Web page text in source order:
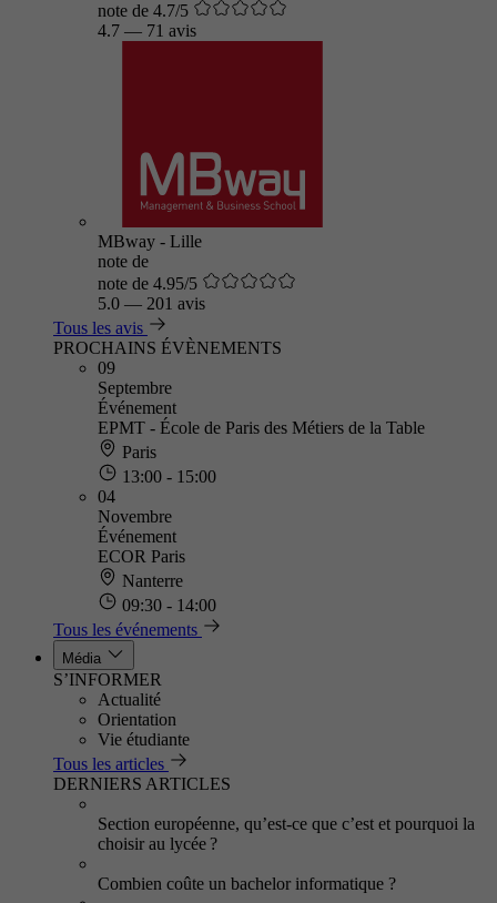
note de 4.7/5
4.7 — 71 avis
MBway - Lille
note de
note de 4.95/5
5.0 — 201 avis
Tous les avis
PROCHAINS ÉVÈNEMENTS
09
Septembre
Événement
EPMT - École de Paris des Métiers de la Table
Paris
13:00 - 15:00
04
Novembre
Événement
ECOR Paris
Nanterre
09:30 - 14:00
Tous les événements
Média
S’INFORMER
Actualité
Orientation
Vie étudiante
Tous les articles
DERNIERS ARTICLES
Section européenne, qu’est-ce que c’est et pourquoi la
choisir au lycée ?
Combien coûte un bachelor informatique ?